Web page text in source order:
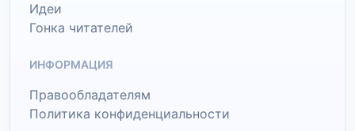
Идеи
Гонка читателей
ИНФОРМАЦИЯ
Правообладателям
Политика конфиденциальности